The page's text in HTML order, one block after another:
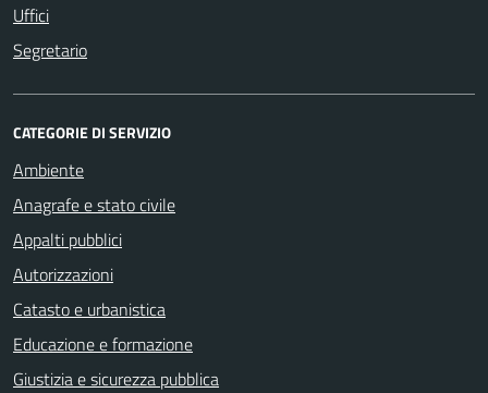
Uffici
Segretario
CATEGORIE DI SERVIZIO
Ambiente
Anagrafe e stato civile
Appalti pubblici
Autorizzazioni
Catasto e urbanistica
Educazione e formazione
Giustizia e sicurezza pubblica